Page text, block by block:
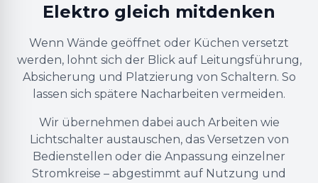
Elektro gleich mitdenken
Wenn Wände geöffnet oder Küchen versetzt
werden, lohnt sich der Blick auf Leitungsführung,
Absicherung und Platzierung von Schaltern. So
lassen sich spätere Nacharbeiten vermeiden.
Wir übernehmen dabei auch Arbeiten wie
Lichtschalter austauschen, das Versetzen von
Bedienstellen oder die Anpassung einzelner
Stromkreise – abgestimmt auf Nutzung und